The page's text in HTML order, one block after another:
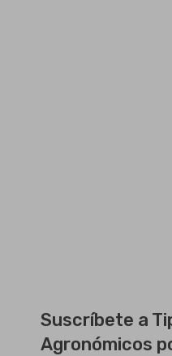
Suscríbete a
Agronómicos